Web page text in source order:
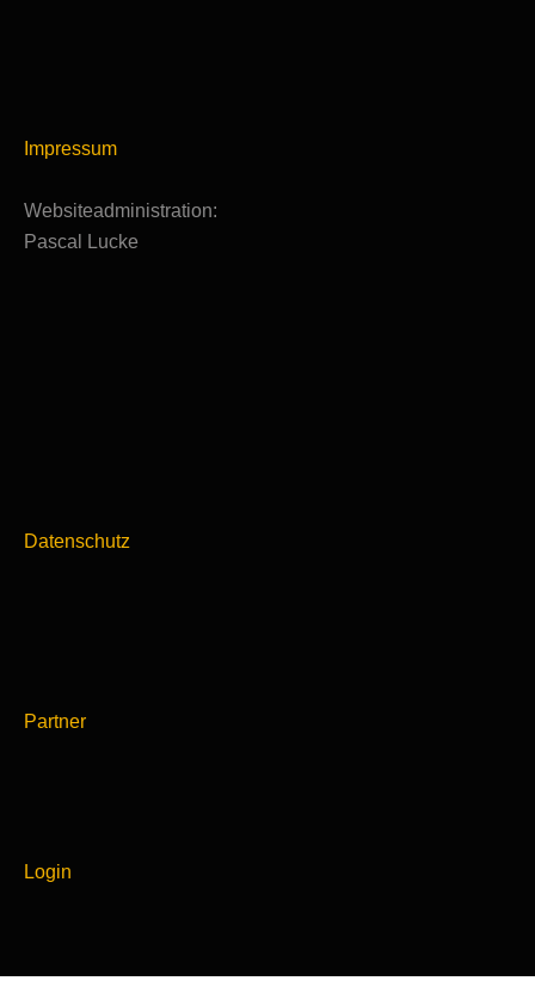
Impressum
Websiteadministration:
Pascal Lucke
Datenschutz
Partner
Login